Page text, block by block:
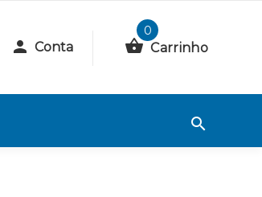
Conta
0
Carrinho